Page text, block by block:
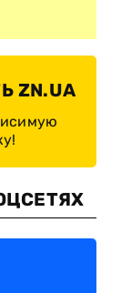
ZN.UA